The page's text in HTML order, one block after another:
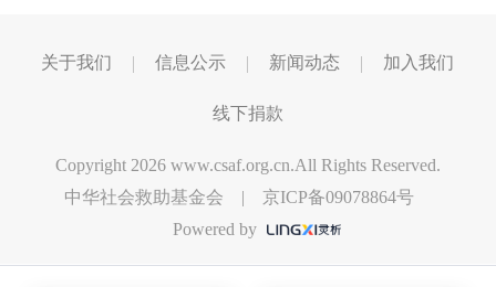
关于我们 信息公示 新闻动态 加入我们
线下捐款
Copyright 2026 www.csaf.org.cn.All Rights Reserved.
中华社会救助基金会 | 京ICP备09078864号
Powered by